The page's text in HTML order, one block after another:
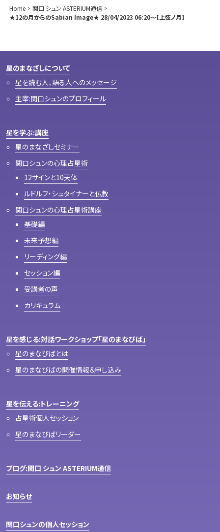
Home
関口 シュン ASTERIUM通信
★12の月からのSabian Image★ 28/04/2023 06:20～【上弦ノ月】
星のまなざしについて
星を読む人、語る人へのメッセージ
主宰:関口シュンのプロフィール
星を学ぶ:講座
星のまなざしセミナー
関口シュンの心理占星術
12サインと10天体
ルドルフ・シュタイナーと仏教
関口シュンの心理占星術講座
基礎編
未来予想編
リーディング編
セッション編
受講者の声
カリキュラム
星を感じる:対話ワークショップ「星のまなびば」
星のまなびばとは
星のまなびばの開催情報＆申し込み
星を伝える:トレーニング
占星術個人セッション
星のまなびばリーダー
ブログ:関口 シュン ASTERIUM通信
お知らせ
関口シュンの個人セッション